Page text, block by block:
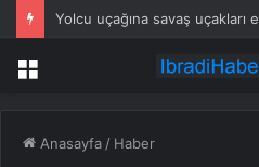
Menü
Anasayfa / Haber